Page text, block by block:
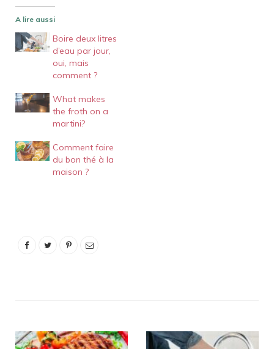
A lire aussi
Boire deux litres
d’eau par jour,
oui, mais
comment ?
What makes
the froth on a
martini?
Comment faire
du bon thé à la
maison ?